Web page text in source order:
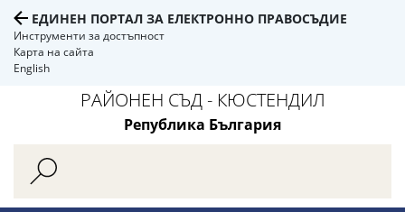
ЕДИНЕН ПОРТАЛ ЗА ЕЛЕКТРОННО ПРАВОСЪДИЕ
Инструменти за достъпност
Карта на сайта
English
РАЙОНЕН СЪД - КЮСТЕНДИЛ
Република България